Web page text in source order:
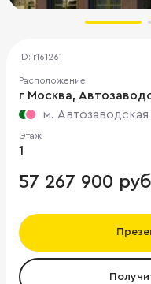
ID: r161261
Расположение
г Москва,
м. Автозаводская
Этаж
1
57 267 900